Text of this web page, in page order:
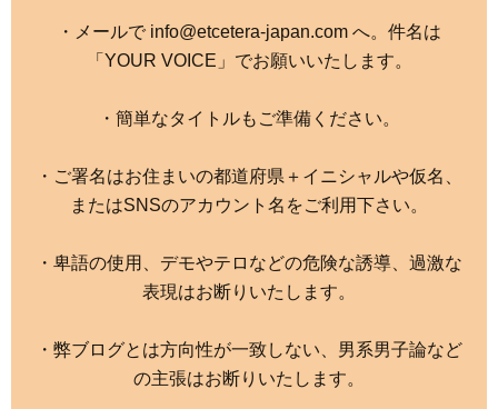
・メールで info@etcetera-japan.com へ。件名は
「YOUR VOICE」でお願いいたします。
・簡単なタイトルもご準備ください。
・ご署名はお住まいの都道府県＋イニシャルや仮名、
またはSNSのアカウント名をご利用下さい。
・卑語の使用、デモやテロなどの危険な誘導、過激な
表現はお断りいたします。
・弊ブログとは方向性が一致しない、男系男子論など
の主張はお断りいたします。